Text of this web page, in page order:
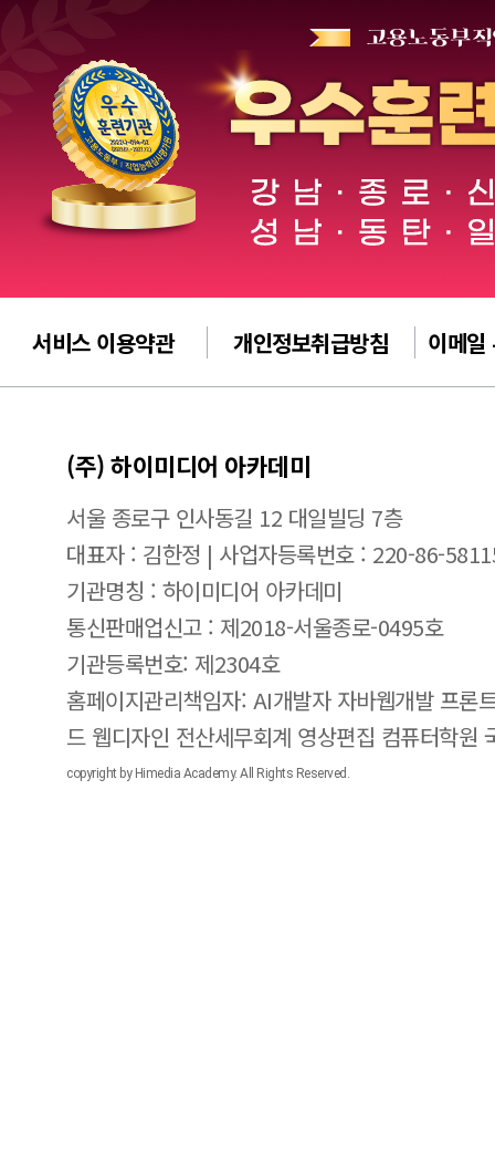
서비스 이용약관 개인정보취급방침 이메일
(주) 하이미디어 아카데미
서울 종로구 인사동길 12 대일빌딩 7층
대표자 : 김한정 | 사업자등록번호 : 220-86-
기관명칭 : 하이미디어 아카데미
통신판매업신고 : 제2018-서울종로-0495호
기관등록번호: 제2304호
홈페이지관리책임자: AI개발자 자바웹개발 프론
드 웹디자인 전산세무회계 영상편집 컴퓨터학원
copyright by Himedia Academy. All Rights Reserved.